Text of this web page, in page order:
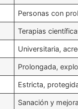
Personas con
Terapias
Universitaria,
Prolongada,
Estricta,
Sanación y